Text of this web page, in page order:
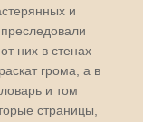
и
них в стенах
грома, а в
и том
страницы,